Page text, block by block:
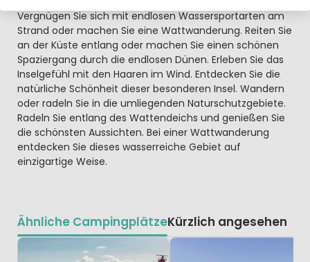
Vergnügen Sie sich mit endlosen Wassersportarten am
Strand oder machen Sie eine Wattwanderung. Reiten Sie
an der Küste entlang oder machen Sie einen schönen
Spaziergang durch die endlosen Dünen. Erleben Sie das
Inselgefühl mit den Haaren im Wind. Entdecken Sie die
natürliche Schönheit dieser besonderen Insel. Wandern
oder radeln Sie in die umliegenden Naturschutzgebiete.
Radeln Sie entlang des Wattendeichs und genießen Sie
die schönsten Aussichten. Bei einer Wattwanderung
entdecken Sie dieses wasserreiche Gebiet auf
einzigartige Weise.
Ähnliche CampingplätzeKürzlich angesehen